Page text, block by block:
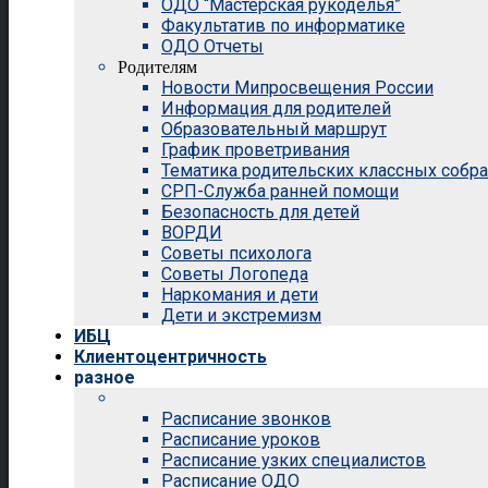
ОДО “Мастерская рукоделья”
Факультатив по информатике
ОДО Отчеты
Родителям
Новости Мипросвещения России
Информация для родителей
Образовательный маршрут
График проветривания
Тематика родительских классных
СРП-Служба ранней помощи
Безопасность для детей
ВОРДИ
Советы психолога
Советы Логопеда
Наркомания и дети
Дети и экстремизм
ИБЦ
Клиентоцентричность
разное
Расписание звонков
Расписание уроков
Расписание узких специалистов
Расписание ОДО